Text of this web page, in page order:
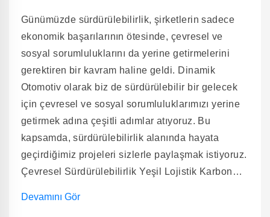
araçlarda daha yüksek performans için hava
soğutmasını sağlar. Kalorifer Radyatörü – Araç içi
ısıtma sisteminde görev alır, konforlu yolculuk
sunar. Kraftvoll Radyatör: Mükemmel Soğutma
Performansı Kraftvoll, yüksek kaliteli radyatörleri
ile araçların her zaman en iyi performansını
korumasını sağlar. Modern üretim teknolojisi,
dayanıklı malzeme kullanımı ve geniş ürün
çeşitliliği sayesinde sürücülere güvenilir çözümler
sunar.
Günümüzde sürdürülebilirlik, şirketlerin sadece
ekonomik başarılarının ötesinde, çevresel ve
sosyal sorumluluklarını da yerine getirmelerini
gerektiren bir kavram haline geldi. Dinamik
Otomotiv olarak biz de sürdürülebilir bir gelecek
için çevresel ve sosyal sorumluluklarımızı yerine
getirmek adına çeşitli adımlar atıyoruz. Bu
kapsamda, sürdürülebilirlik alanında hayata
geçirdiğimiz projeleri sizlerle paylaşmak istiyoruz.
Çevresel Sürdürülebilirlik Yeşil Lojistik Karbon
Devamını Gör